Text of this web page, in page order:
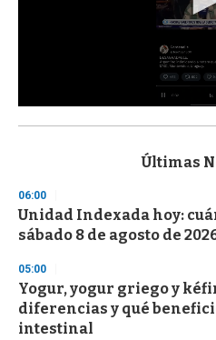
s
d
s
o
f
3
s
e
c
o
Últimas
06:00
Unidad Indexada hoy:
sábado 8 de agosto de
05:00
Yogur, yogur griego y
diferencias y qué
intestinal